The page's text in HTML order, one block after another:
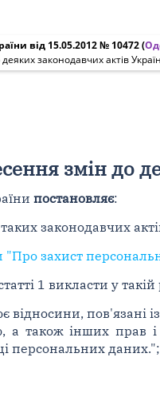
від 15.05.2012 № 10472(
законодавчих актів